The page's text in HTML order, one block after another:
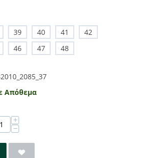
39 40 41
42
46 47 48
Απόθεμα
+
−